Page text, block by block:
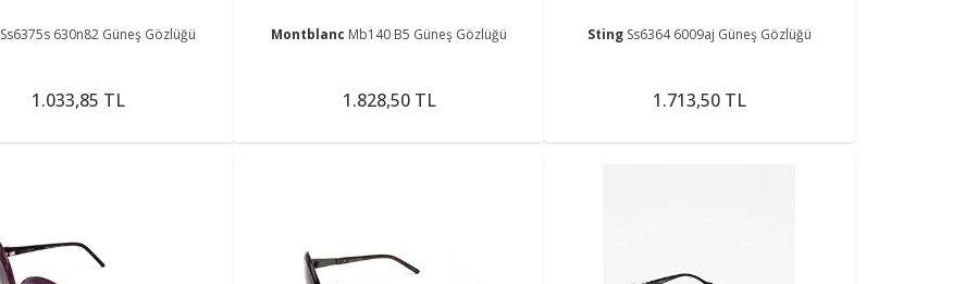
Ss6375s 630n82 Güneş Gözlüğü
1.033,85 TL
Montblanc Mb140 B5 Güneş Gözlüğü
1.828,50 TL
Sting Ss6364 6009aj Güneş Gözlüğü
1.713,50 TL